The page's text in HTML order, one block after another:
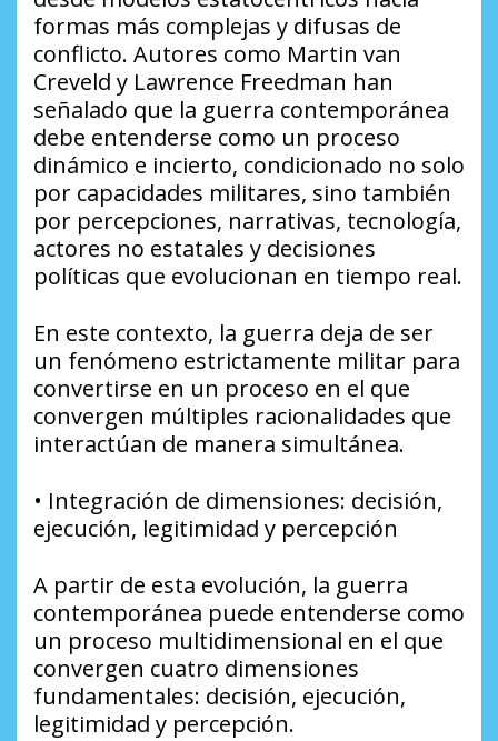
formas más complejas y difusas de
conflicto. Autores como Martin van
Creveld y Lawrence Freedman han
señalado que la guerra contemporánea
debe entenderse como un proceso
dinámico e incierto, condicionado no solo
por capacidades militares, sino también
por percepciones, narrativas, tecnología,
actores no estatales y decisiones
políticas que evolucionan en tiempo real.
En este contexto, la guerra deja de ser
un fenómeno estrictamente militar para
convertirse en un proceso en el que
convergen múltiples racionalidades que
interactúan de manera simultánea.
• Integración de dimensiones: decisión,
ejecución, legitimidad y percepción
A partir de esta evolución, la guerra
contemporánea puede entenderse como
un proceso multidimensional en el que
convergen cuatro dimensiones
fundamentales: decisión, ejecución,
legitimidad y percepción.